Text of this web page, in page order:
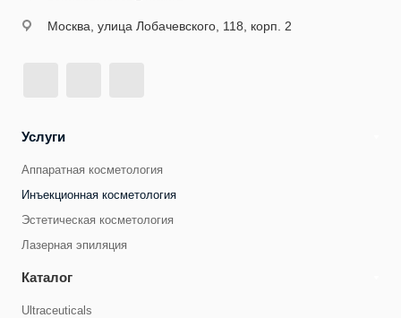
Москва, улица Лобачевского, 118, корп. 2
Услуги
Аппаратная косметология
Инъекционная косметология
Эстетическая косметология
Лазерная эпиляция
Каталог
Ultraceuticals